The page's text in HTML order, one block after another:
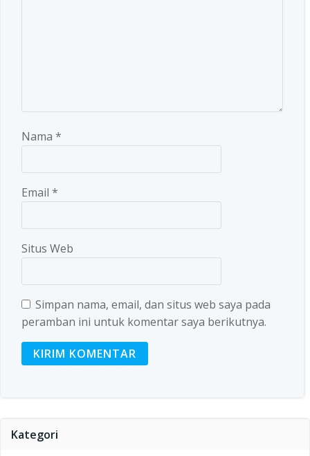
Nama *
Email *
Situs Web
Simpan nama, email, dan situs web saya pada
peramban ini untuk komentar saya berikutnya.
Kategori